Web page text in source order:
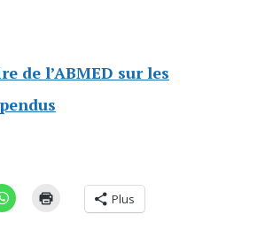
de l’ABMED sur les
Plus